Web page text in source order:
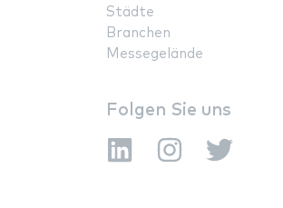
Städte
Branchen
Messegelände
Folgen Sie uns